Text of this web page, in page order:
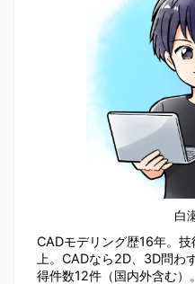
白
CADモデリング歴16年。
上。CADなら2D、3D問わ
得件数12件（国内外含む）。